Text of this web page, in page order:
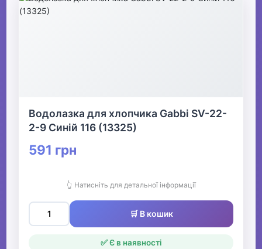
Водолазка для хлопчика Gabbi SV-22-
2-9 Синій 116 (13325)
591 грн
👆 Натисніть для детальної інформації
🛒 В кошик
✅ Є в наявності